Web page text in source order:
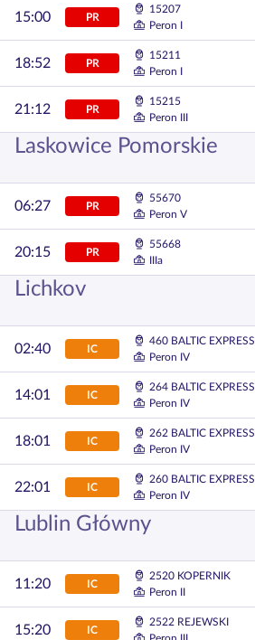
15:00 PR
15207
Peron I
18:52 PR
15211
Peron I
21:12 PR
15215
Peron III
Laskowice Pomorskie
06:27 PR
55670
Peron V
20:15 PR
55668
IIIa
Lichkov
02:40 IC
460 BALTIC EXPRESS
Peron IV
14:01 IC
264 BALTIC EXPRESS
Peron IV
18:01 IC
262 BALTIC EXPRESS
Peron IV
22:01 IC
260 BALTIC EXPRESS
Peron IV
Lublin Główny
11:20 IC
2520 KOPERNIK
Peron II
15:20 IC
2522 REJEWSKI